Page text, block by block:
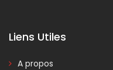
Liens Utiles
A propos